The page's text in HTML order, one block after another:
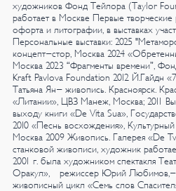
художников Фонд Тейлора (Tаylor
работает в Москве Первые
офорта и литографии, в выставках
Персональные выставки: 2025
концепт-стор, Москва 2024
Москва 2023 “Фрагменты времени”,
Kraft Pavlova Foundation 2012 Й.Гайдн
Татьяна Ян- живопись. Красноярск.
«Литании», ЦВЗ Манеж, Москва; 2011
выходу книги «De Vita Sua»,
2010 «Песнь восхождения»,
Москва 2009 Живопись. Галерея «De
станковой живописи, художник
2001 г. была художником спектакля
Оракул», режиссер Юрий Любимов,-в
живописный цикл «Семь слов